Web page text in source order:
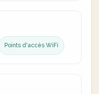
Points d'accès WiFi